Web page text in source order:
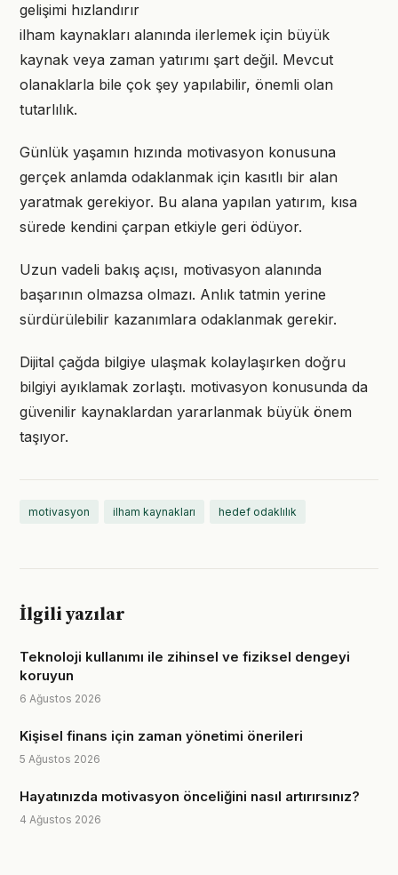
gelişimi hızlandırır
ilham kaynakları alanında ilerlemek için büyük
kaynak veya zaman yatırımı şart değil. Mevcut
olanaklarla bile çok şey yapılabilir, önemli olan
tutarlılık.
Günlük yaşamın hızında motivasyon konusuna
gerçek anlamda odaklanmak için kasıtlı bir alan
yaratmak gerekiyor. Bu alana yapılan yatırım, kısa
sürede kendini çarpan etkiyle geri ödüyor.
Uzun vadeli bakış açısı, motivasyon alanında
başarının olmazsa olmazı. Anlık tatmin yerine
sürdürülebilir kazanımlara odaklanmak gerekir.
Dijital çağda bilgiye ulaşmak kolaylaşırken doğru
bilgiyi ayıklamak zorlaştı. motivasyon konusunda da
güvenilir kaynaklardan yararlanmak büyük önem
taşıyor.
motivasyon ilham kaynakları hedef odaklılık
İlgili yazılar
Teknoloji kullanımı ile zihinsel ve fiziksel dengeyi
koruyun
6 Ağustos 2026
Kişisel finans için zaman yönetimi önerileri
5 Ağustos 2026
Hayatınızda motivasyon önceliğini nasıl artırırsınız?
4 Ağustos 2026